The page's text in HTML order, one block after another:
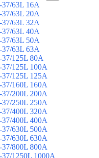
63L 16A
63L 20A
63L 32A
63L 40A
63L 50A
63L 63A
125L 80A
125L 100A
125L 125A
160L 160A
200L 200A
250L 250A
400L 320A
400L 400A
630L 500A
630L 630A
800L 800A
1250L 1000A